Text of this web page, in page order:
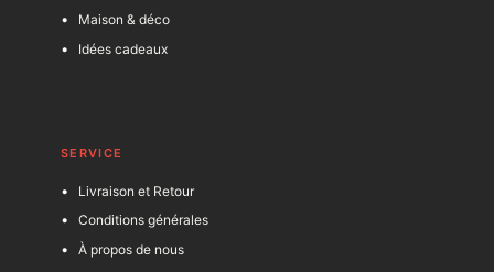
Maison & déco
Idées cadeaux
SERVICE
Livraison et Retour
Conditions générales
À propos de nous